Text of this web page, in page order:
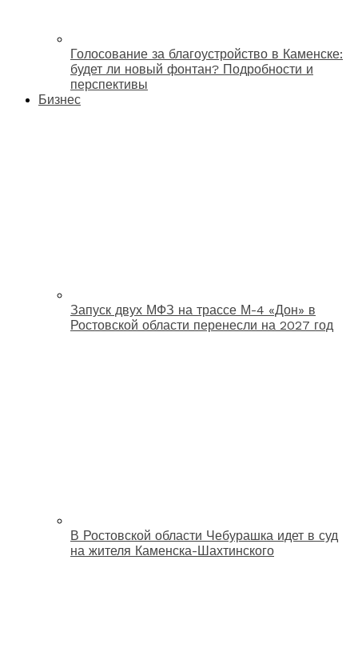
Голосование за благоустройство в Каменске:
будет ли новый фонтан? Подробности и
перспективы
Бизнес
Запуск двух МФЗ на трассе М-4 «Дон» в
Ростовской области перенесли на 2027 год
В Ростовской области Чебурашка идет в суд
на жителя Каменска-Шахтинского